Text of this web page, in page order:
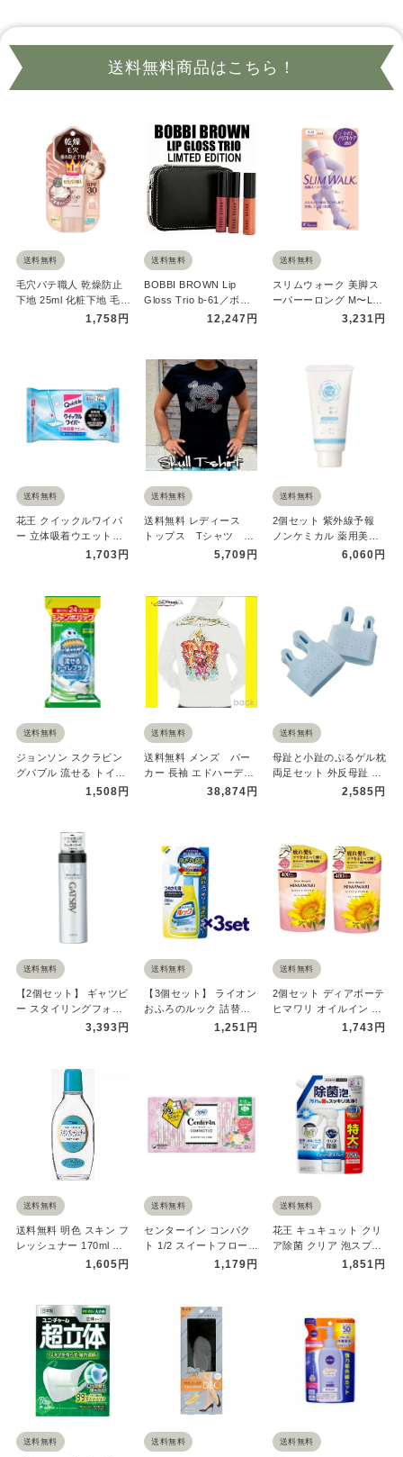
送料無料商品はこちら！
送料無料
毛穴パテ職人 乾燥防止
下地 25ml 化粧下地 毛穴
フィット 人気 皮脂 …
1,758円
送料無料
BOBBI BROWN Lip
Gloss Trio b-61／ボビ
12,247円
送料無料
スリムウォーク 美脚ス
ーパーーロング M〜Lサ
イズ SLIMWALK 着圧 …
3,231円
送料無料
花王 クイックルワイパ
ー 立体吸着ウエットシ
ート 16枚 Kao 洗浄 除
1,703円
送料無料
送料無料 レディース
トップス Tシャツ 半
袖 ドクロ ブラッ
5,709円
送料無料
2個セット 紫外線予報
ノンケミカル 薬用美白
UVクリーム 40g6,060円
送料無料
ジョンソン スクラビン
グバブル 流せる トイレ
ブラシ 付替ブラシ ジャ
1,508円
送料無料
送料無料 メンズ パー
カー 長袖 エドハーディ
ー Ed Hardy Mens…
38,874円
送料無料
母趾と小趾のぷるゲル枕
両足セット 外反母趾 内
反小趾 サポーター フッ
2,585円
送料無料
【2個セット】 ギャツビ
ー スタイリングフォー
ム ウェット＆ハード
3,393円
送料無料
【3個セット】 ライオン
おふろのルック 詰替用
350mL おすすめバス
1,251円
送料無料
2個セット ディアボーテ
ヒマワリ オイルイン シ
ャンプー グロス&リペア
1,743円
送料無料
送料無料 明色 スキン フ
レッシュナー 170ml 明
色化粧品 おすすめ化
1,605円
送料無料
センターイン コンパク
ト 1/2 スイートフローラ
ル 多い昼用 22枚 ソフ…
1,179円
送料無料
花王 キュキュット クリ
ア除菌 クリア 泡スプレ
ー 微香性 つめかえ用
1,851円
送料無料 送料無料 送料無料